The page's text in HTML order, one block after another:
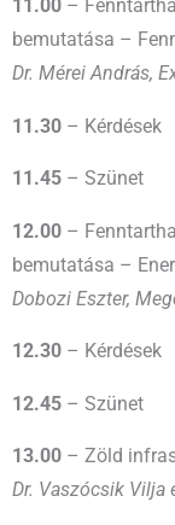
11.00 –
bemutatása –
Dr. Mérei András,
11.30 – Kérdések
11.45 – Szünet
12.00 –
bemutatása –
Dobozi Eszter,
12.30 – Kérdések
12.45 – Szünet
13.00 – Zöld
Dr. Vaszócsik Vilja